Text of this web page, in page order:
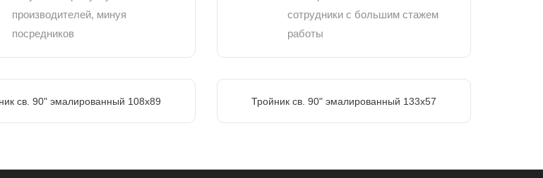
производителей, минуя
посредников
сотрудники с большим стажем
работы
св. 90" эмалированный 108х89 Тройник св. 90" эмалированный 133х57